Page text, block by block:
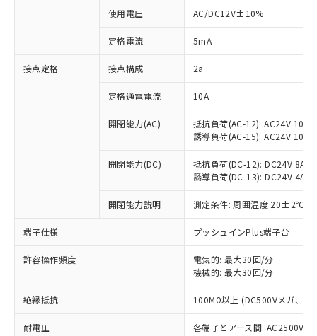
使用電圧 AC/DC12V±10%
定格電流 5mA
接点定格 接点構成 2a
定格通電電流 10A
開閉能力(AC)
抵抗負荷(AC-12): AC24V 10A/
誘導負荷(AC-15): AC24V
開閉能力(DC)
抵抗負荷(DC-12): DC24V 8A/
誘導負荷(DC-13): DC24V 4A/
開閉能力説明 測定条件: 周囲温度 20±2℃、
端子仕様 プッシュインPlus端子台
許容操作頻度
電気的: 最大30回/分
機械的: 最大30回/分
絶縁抵抗 100MΩ以上 (DC500Vメガ、点
耐電圧
各端子とアース間: AC2500V
ご利用条件
以下の条件をお読みいただき、同意のうえ
本サービスは、当社制御機器事業取扱
商品の当社在庫状況および標準価格
(税抜)を提供させていただくもので
当社制御機器事業取扱商品の中には、
本サービスの対象外となる商品もある
ことをご了承ください。
在庫状況および標準価格照会結果は、
記載している更新日時点での社内デー
タに基づき作成されるものであり、閲
覧された時点での実際の在庫および標
準価格とは異なる場合があることをご
対応済み：EU RoHS指令（10物質）の
非含有に対応した製品が提供可能な商品で
対応予定：EU RoHS指令（10物質）の非含
有に対応した製品に切り替える予定のある
対応予定なし：EU RoHS指令（10物質）の
非含有に非対応の商品で、対応品を出す予
調査・確認中：EU RoHS指令（10物質）の
非含有の対応状況を調査中または確認中の
非該当品：ライセンス料など無形物で、有
害物質有無と関係のない商品です。
仕入先様の事情により、非含有部品として
いたものが、含有品と判明した場合などや
むを得ず変更することがあります。
*EU RoHS指令（10物質）：
鉛(Pb) 1000ppm以下、 水銀(Hg) 1000ppm以下、 カド
六価クロム(Cr(Ⅵ)) 1000ppm以下、ポリ臭化ビフェニル
※1 中国RoHS○×表
「○」：最大均質材料含有率が中国RoHSの
基準値以下であることを示します。
「×」：最大均質材料含有率が中国RoHSの
基準値を超えていることを示します。
「－」：未確認です。当社販売部門へお問
*中国RoHS10物質の基準値 (GB/T26572)：
当社は、これら貴社製品のうち、外国
為替および外国貿易法に定める商品
（以下｢規制貨物等」という）を輸出
または国外への提供する場合は、日本
国政府の輸出許可(または役務取引許
可)を取得するなどの必要な手続きを